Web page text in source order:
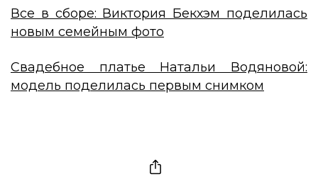
Все в сборе: Виктория Бекхэм поделилась
новым семейным фото
Свадебное платье Натальи Водяновой:
модель поделилась первым снимком